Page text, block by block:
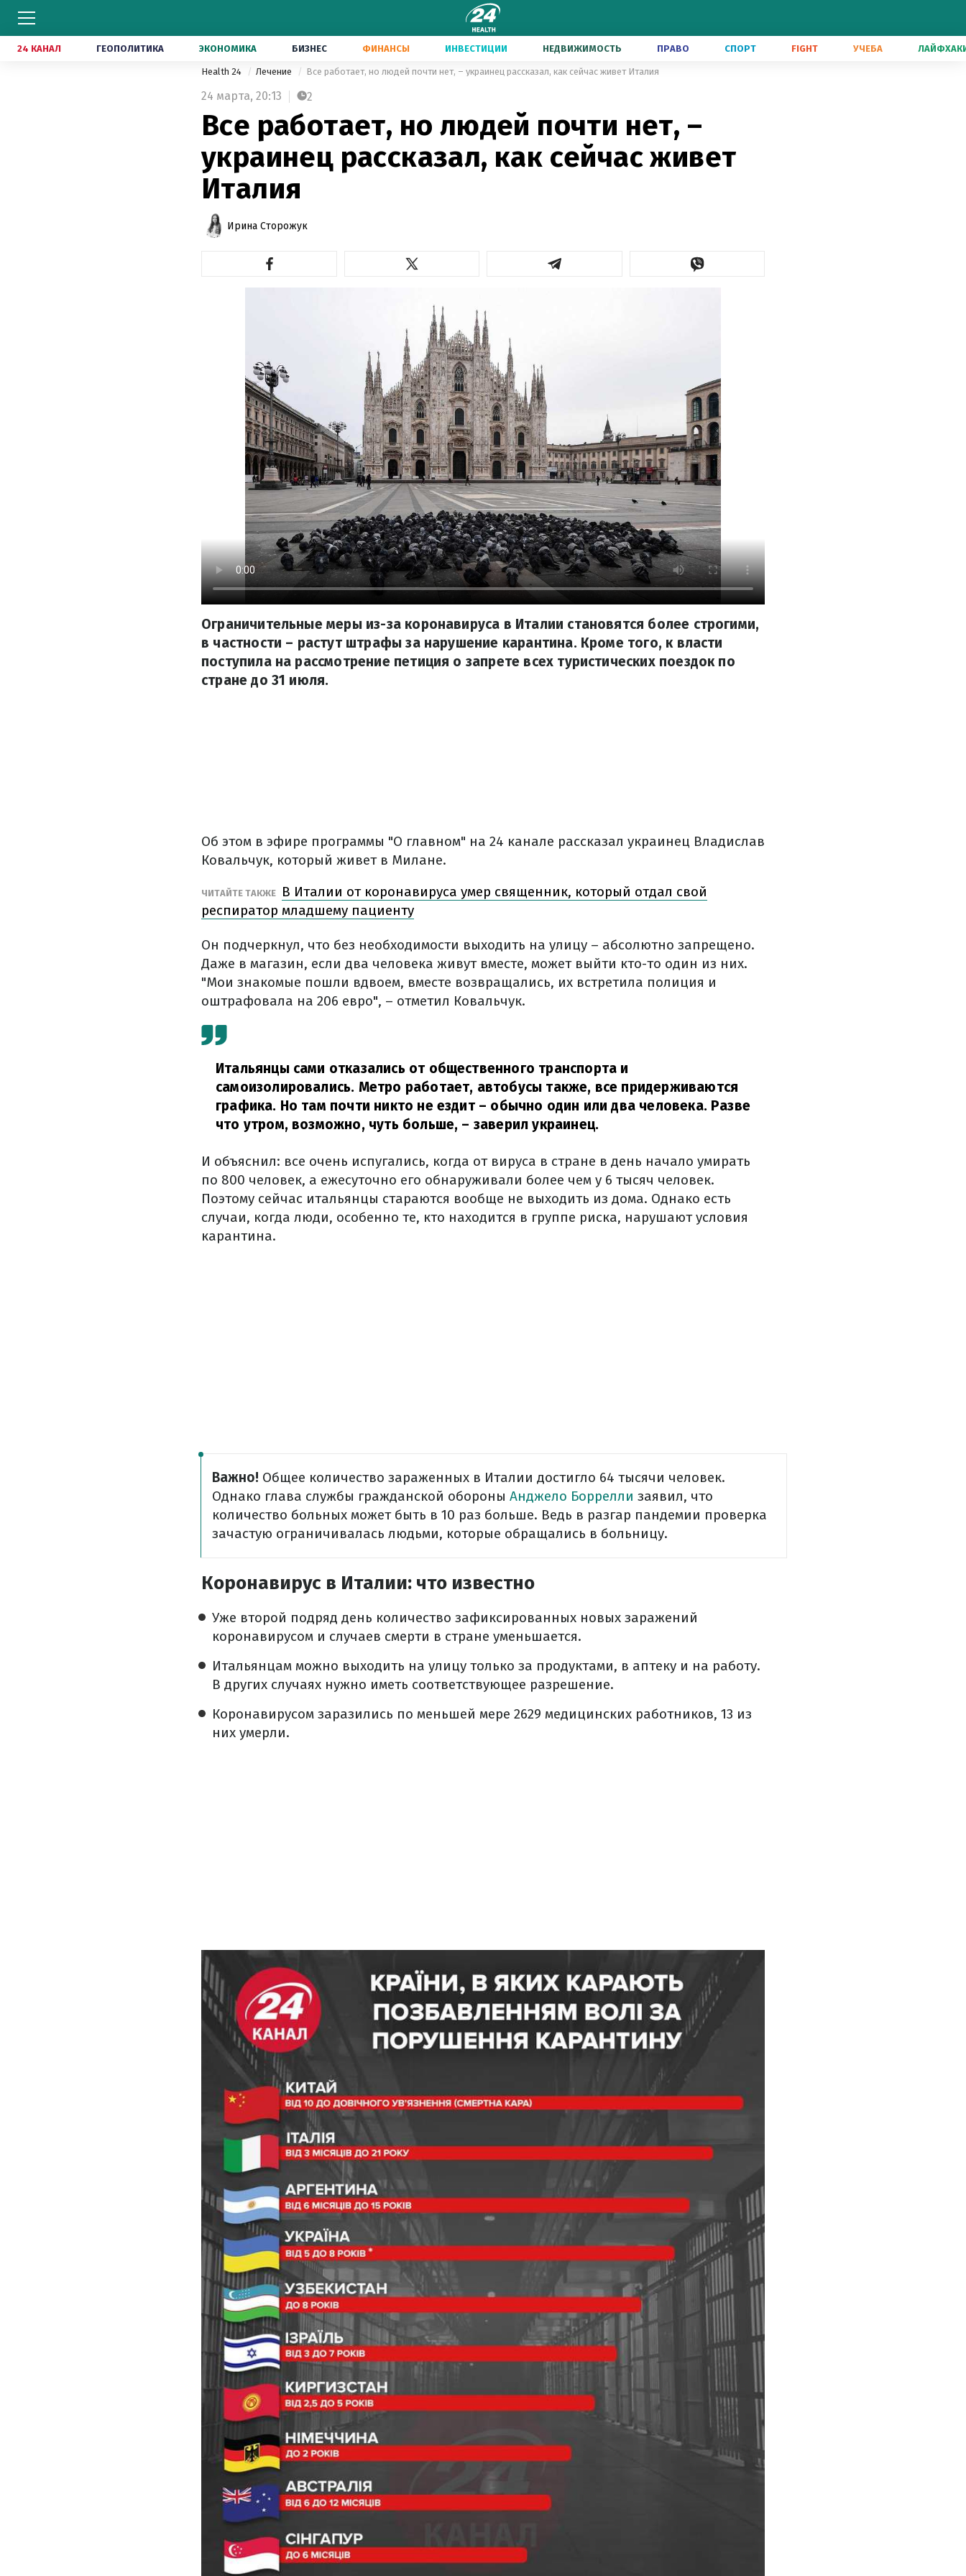
24 КАНАЛ ГЕОПОЛИТИКА ЭКОНОМИКА БИЗНЕС ФИНАНСЫ ИНВЕСТИЦИИ НЕДВИЖИМОСТЬ ПРАВО СПОРТ FIGHT УЧЕБА
Health 24 Лечение Все работает, но людей почти нет, – украинец рассказал, как сейчас живет Италия
24 марта, 20:13 2
Все работает, но людей почти нет, –
украинец рассказал, как сейчас живет
Италия
Ирина Сторожук
Ограничительные меры из-за коронавируса в Италии становятся более строгими,
в частности – растут штрафы за нарушение карантина. Кроме того, к власти
поступила на рассмотрение петиция о запрете всех туристических поездок по
стране до 31 июля.
Об этом в эфире программы "О главном" на 24 канале рассказал украинец Владислав
Ковальчук, который живет в Милане.
ЧИТАЙТЕ ТАКЖЕ
В Италии от коронавируса умер священник, который отдал свой
респиратор младшему пациенту
Он подчеркнул, что без необходимости выходить на улицу – абсолютно запрещено.
Даже в магазин, если два человека живут вместе, может выйти кто-то один из них.
"Мои знакомые пошли вдвоем, вместе возвращались, их встретила полиция и
оштрафовала на 206 евро", – отметил Ковальчук.
Итальянцы сами отказались от общественного транспорта и
самоизолировались. Метро работает, автобусы также, все придерживаются
графика. Но там почти никто не ездит – обычно один или два человека. Разве
что утром, возможно, чуть больше, – заверил украинец.
И объяснил: все очень испугались, когда от вируса в стране в день начало умирать
по 800 человек, а ежесуточно его обнаруживали более чем у 6 тысяч человек.
Поэтому сейчас итальянцы стараются вообще не выходить из дома. Однако есть
случаи, когда люди, особенно те, кто находится в группе риска, нарушают условия
карантина.
Важно! Общее количество зараженных в Италии достигло 64 тысячи человек.
Однако глава службы гражданской обороны Анджело Боррелли заявил, что
количество больных может быть в 10 раз больше. Ведь в разгар пандемии проверка
зачастую ограничивалась людьми, которые обращались в больницу.
Коронавирус в Италии: что известно
Уже второй подряд день количество зафиксированных новых заражений
коронавирусом и случаев смерти в стране уменьшается.
Итальянцам можно выходить на улицу только за продуктами, в аптеку и на работу.
В других случаях нужно иметь соответствующее разрешение.
Коронавирусом заразились по меньшей мере 2629 медицинских работников, 13 из
них умерли.